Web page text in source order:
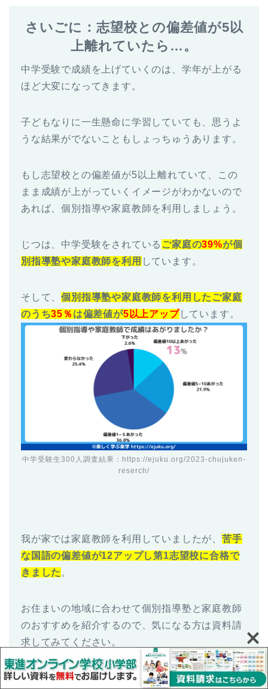
さいごに：志望校との偏差値が5以
上離れていたら…。
中学受験で成績を上げていくのは、学年が上がる
ほど大変になってきます。
子どもなりに一生懸命に学習していても、思うよ
うな結果がでないこともしょっちゅうあります。
もし志望校との偏差値が5以上離れていて、この
まま成績が上がっていくイメージがわかないので
あれば、個別指導や家庭教師を利用しましょう。
じつは、中学受験をされている ご家庭の39%が個
別指導塾や家庭教師を利用 しています。
そして、個別指導塾や家庭教師を利用したご家庭
のうち35％ は偏差値が5以上アップしています。
中学受験生300人調査結果： https://ejuku.org/2023-chujuken-
reserch/
我が家では家庭教師を利用していましたが、 苦手
な国語の偏差値が12アップし第1志望校に合格で
きました 。
お住まいの地域に合わせて個別指導塾と家庭教師
のおすすめを紹介するので、気になる方は資料請
求してみてください。
おすすめの個別指導塾